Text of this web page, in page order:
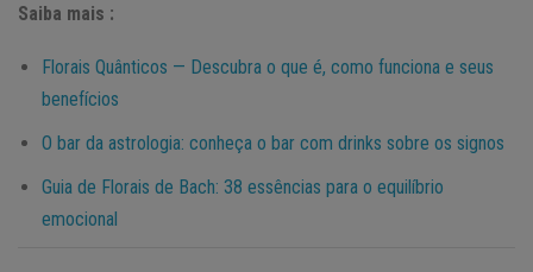
Saiba mais :
Florais Quânticos — Descubra o que é, como funciona e seus
benefícios
O bar da astrologia: conheça o bar com drinks sobre os signos
Guia de Florais de Bach: 38 essências para o equilíbrio
emocional